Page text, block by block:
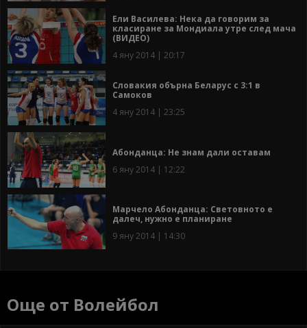
Ели Василева: Нека да говорим за
класиране за Мондиала утре след мача
(ВИДЕО)
4 яну 2014 | 20:17
Словакия обърна Беларус с 3:1 в
Самоков
4 яну 2014 | 23:25
Абонданца: Не знам дали оставам
6 яну 2014 | 12:22
Марчело Абонданца: Световното е
далеч, нужно е планиране
9 яну 2014 | 14:30
Още от Волейбол